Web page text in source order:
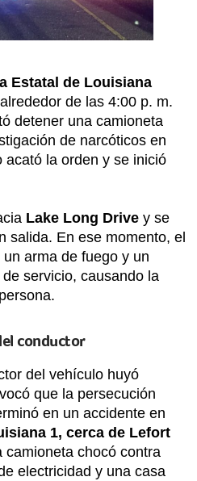
Estatal de Louisiana
de las 4:00 p. m.
detener una camioneta
de narcóticos en
acató la orden y se inició
Lake Long Drive y se
salida. En ese momento, el
arma de fuego y un
servicio, causando la
conductor
del vehículo huyó
que la persecución
en un accidente en
1, cerca de Lefort
camioneta chocó contra
electricidad y una casa